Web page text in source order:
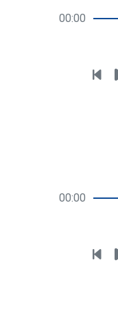
00:00
00:00